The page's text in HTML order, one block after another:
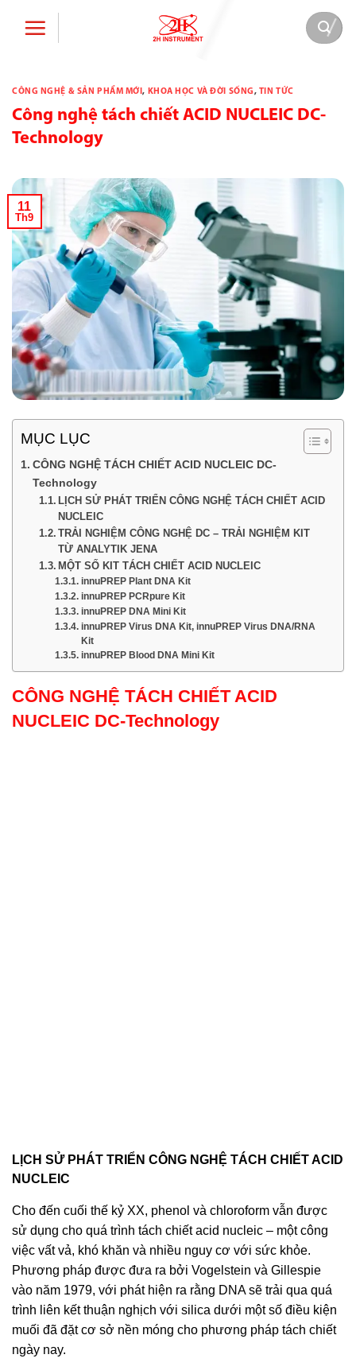
CÔNG NGHỆ & SẢN PHẨM MỚI, KHOA HỌC VÀ ĐỜI SỐNG, TIN TỨC
Công nghệ tách chiết ACID NUCLEIC DC-
Technology
11
Th9
MỤC LỤC
CÔNG NGHỆ TÁCH CHIẾT ACID NUCLEIC DC-
Technology
LỊCH SỬ PHÁT TRIỂN CÔNG NGHỆ TÁCH CHIẾT ACID
NUCLEIC
TRẢI NGHIỆM CÔNG NGHỆ DC – TRẢI NGHIỆM KIT
TỪ ANALYTIK JENA
MỘT SỐ KIT TÁCH CHIẾT ACID NUCLEIC
innuPREP Plant DNA Kit
innuPREP PCRpure Kit
innuPREP DNA Mini Kit
innuPREP Virus DNA Kit, innuPREP Virus DNA/RNA
Kit
innuPREP Blood DNA Mini Kit
CÔNG NGHỆ TÁCH CHIẾT ACID
NUCLEIC DC-Technology
LỊCH SỬ PHÁT TRIỂN CÔNG NGHỆ TÁCH CHIẾT ACID
NUCLEIC
Cho đến cuối thế kỷ XX, phenol và chloroform vẫn được
sử dụng cho quá trình tách chiết acid nucleic – một công
việc vất vả, khó khăn và nhiều nguy cơ với sức khỏe.
Phương pháp được đưa ra bởi Vogelstein và Gillespie
vào năm 1979, với phát hiện ra rằng DNA sẽ trải qua quá
trình liên kết thuận nghịch với silica dưới một số điều kiện
muối đã đặt cơ sở nền móng cho phương pháp tách chiết
ngày nay.